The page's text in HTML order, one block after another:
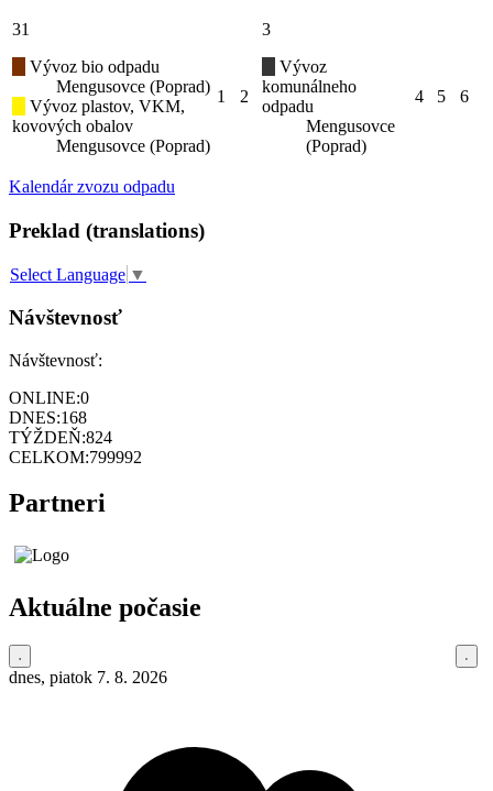
31
Vývoz bio odpadu
Mengusovce (Poprad)
Vývoz plastov, VKM,
kovových obalov
Mengusovce (Poprad)
1 2
3
Vývoz
komunálneho
odpadu
Mengusovce
(Poprad)
4 5 6
Kalendár zvozu odpadu
Preklad (translations)
Select Language ▼
Návštevnosť
Návštevnosť:
ONLINE:0
DNES:168
TÝŽDEŇ:824
CELKOM:799992
Partneri
Aktuálne počasie
dnes, piatok 7. 8. 2026